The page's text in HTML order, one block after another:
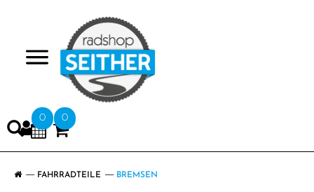
0 0
FAHRRADTEILE BREMSEN